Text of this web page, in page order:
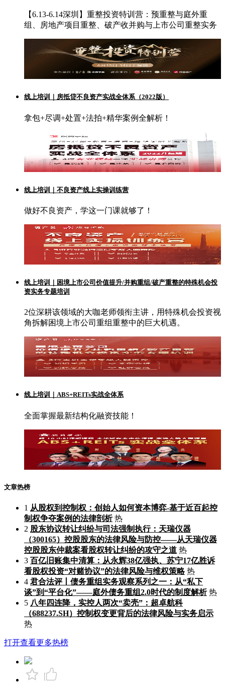
【6.13-6.14深圳】重整投资特训营：预重整与庭外重
组、房地产项目重整、破产收并购与上市公司重整实务
线上培训｜房抵贷不良资产实战全体系（2022版）
拿包+尽调+处置+法拍+精华案例全解析！
线上培训｜不良资产线上实操训练营
做好不良资产，学这一门课就够了！
线上培训｜困境上市公司价值提升/并购重组/破产重整的特殊机会投
资实务专题培训
2位深耕该领域的大咖老师领衔主讲，用特殊机会投资视
角拆解困境上市公司重组重整中的巨大机遇。
线上培训｜ABS+REITs实战全体系
全面掌握最新结构化融资技能！
文章热榜
1 从股权到控制权：创始人如何资本博弈-基于近百起控
制权争夺案例的法律剖析 热
2 股东协议转让纠纷与司法强制执行：天瑞仪器
（300165）控股股东的法律风险与防控——从天瑞仪器
控股股东仲裁案看股权转让纠纷的攻守之道 热
3 百亿旧账集中清算：从永辉38亿强执、苏宁17亿胜诉
看股权投资“对赌协议”的法律风险与维权策略 热
4 君合法评丨债务重组实务观察系列之一：从“私下
谈”到“平台化”——庭外债务重组2.0时代的制度解析 热
5 八年四连降，实控人两次“卖壳”：超卓航科
（688237.SH）控制权变更背后的法律风险与实务启示
热
打开查看更多热榜